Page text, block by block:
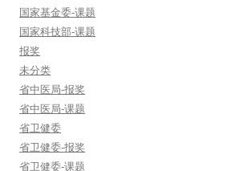
国家基金委-课题
国家科技部-课题
报奖
未分类
省中医局-报奖
省中医局-课题
省卫健委
省卫健委-报奖
省卫健委-课题